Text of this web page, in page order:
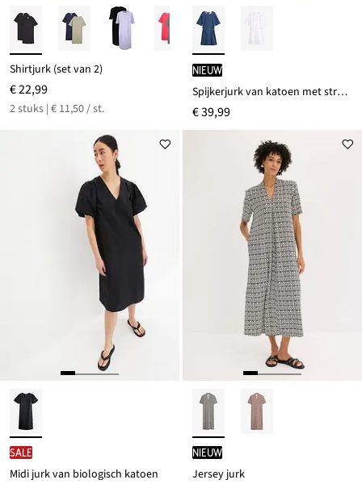
Shirtjurk (set van 2)
€ 22,99
2 stuks | € 11,50 / st.
Nieuw
Spijkerjurk van katoen met stretch
€ 39,99
SALE
Midi jurk van biologisch katoen
Nieuw
Jersey jurk